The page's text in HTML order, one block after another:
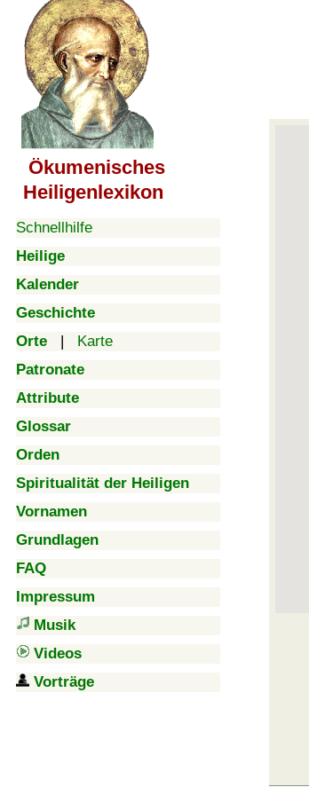
Ökumenisches
Heiligenlexikon
Schnellhilfe
Heilige
Kalender
Geschichte
Orte | Karte
Patronate
Attribute
Glossar
Orden
Spiritualität der Heiligen
Vornamen
Grundlagen
FAQ
Impressum
Musik
Videos
Vorträge